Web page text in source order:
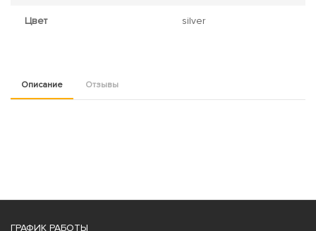
Цвет silver
Описание Отзывы
ГРАФИК РАБОТЫ